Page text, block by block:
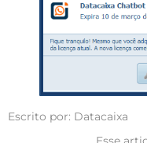
Escrito por: Datacaixa